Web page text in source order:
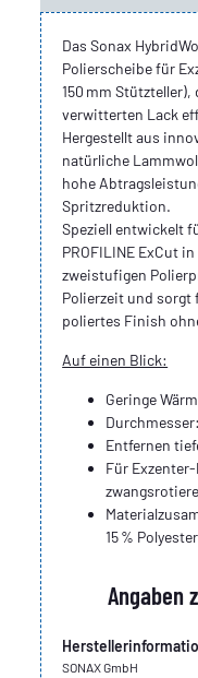
Das Sonax
Polierscheibe für
150 mm
verwitterten Lack
Hergestellt aus
natürliche
hohe
Spritzreduktion.
Speziell entwickelt
PROFILINE ExCut
zweistufigen
Polierzeit und sorgt
poliertes Finish
Auf einen Blick:
Geringe
Entfernen
Für
15 % Polyester
Angaben
SONAX GmbH